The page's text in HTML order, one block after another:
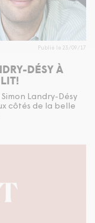
Publié le 23/09/17
DÉSY À
Landry-Désy
côtés de la belle